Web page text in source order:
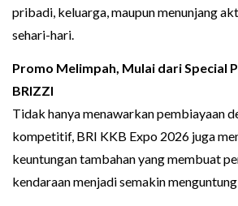
pribadi, keluarga, maupun menunjang
sehari-hari.
Promo Melimpah, Mulai dari Special
BRIZZI
Tidak hanya menawarkan pembiayaan
kompetitif, BRI KKB Expo 2026 juga
keuntungan tambahan yang membuat
kendaraan menjadi semakin